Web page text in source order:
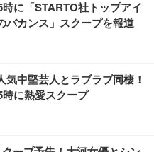
時に「STARTO社トップアイ
バカンス」スクープを報道
気中堅芸人とラブラブ同棲！
時に熱愛スクープ